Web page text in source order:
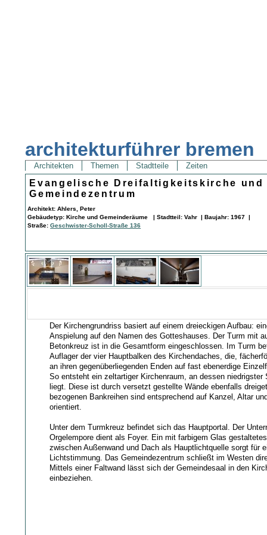
architekturführer bremen
Architekten Themen Stadtteile Zeiten
Evangelische Dreifaltigkeitskirche und
Gemeindezentrum
Architekt: Ahlers, Peter
Gebäudetyp: Kirche und Gemeinderäume | Stadtteil: Vahr | Baujahr: 1967 |
Straße:Geschwister-Scholl-Straße 136
Der Kirchengrundriss basiert auf einem dreieckigen Aufbau:
Anspielung auf den Namen des Gotteshauses. Der Turm mit
Betonkreuz ist in die Gesamtform eingeschlossen. Im Turm
Auflager der vier Hauptbalken des Kirchendaches, die,
an ihren gegenüberliegenden Enden auf fast ebenerdige
So entsteht ein zeltartiger Kirchenraum, an dessen niedrigster
liegt. Diese ist durch versetzt gestellte Wände ebenfalls
bezogenen Bankreihen sind entsprechend auf Kanzel, Altar
orientiert.
Unter dem Turmkreuz befindet sich das Hauptportal. Der
Orgelempore dient als Foyer. Ein mit farbigem Glas
zwischen Außenwand und Dach als Hauptlichtquelle sorgt für
Lichtstimmung. Das Gemeindezentrum schließt im Westen
Mittels einer Faltwand lässt sich der Gemeindesaal in den
einbeziehen.